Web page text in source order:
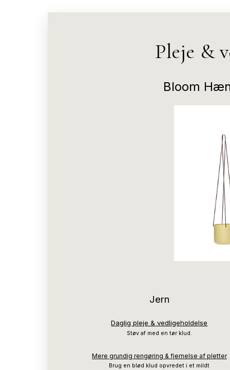
Pleje &
Bloom
Jern
Daglig pleje & vedligeholdelse
Støv af med en tør klud.
Mere grundig rengøring & fjernelse af pletter
Brug en blød klud opvredet i et mildt